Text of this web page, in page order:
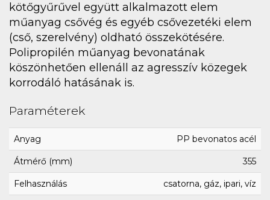
kötőgyűrűvel együtt alkalmazott elem
műanyag csővég és egyéb csővezetéki elem
(cső, szerelvény) oldható összekötésére.
Polipropilén műanyag bevonatának
köszönhetően ellenáll az agresszív közegek
korrodáló hatásának is.
Paraméterek
Anyag PP bevonatos acél
Átmérő (mm) 355
Felhasználás csatorna, gáz, ipari, víz